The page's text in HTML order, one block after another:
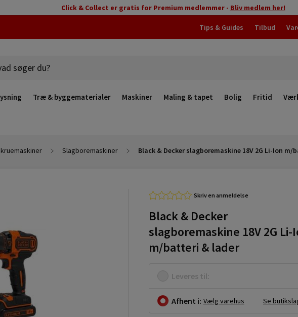
Click & Collect er gratis for Premium medlemmer - Bliv medlem her!
Tips & Guides Tilbud
Træ & byggematerialer Maskiner Maling & tapet Bolig Fritid
Slagboremaskiner Black & Decker slagboremaskine 18V 2G Li-Ion
Skriv en anmeldelse
Black & Decker
slagboremaskine 18V 2G Li-
m/batteri & lader
Leveres til:
Afhent i: Vælg varehus Se